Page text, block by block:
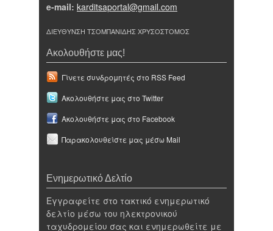
e-mail: karditsaportal@gmail.com
ΔΙΕΥΘΥΝΣΗ ΤΣΟΜΠΑΝΙΔΗΣ ΧΡΥΣΟΣΤΟΜΟΣ
Ακολουθήστε μας!
Γίνετε συνδρομητές στο RSS Feed
Ακολουθήστε μας στο Twitter
Ακολουθήστε μας στο Facebook
Παρακολουθείστε μας μέσω Mail
Ενημερωτικό Δελτίο
Εγγραφείτε στο τακτικό ενημερωτικό
δελτίο μέσω του ηλεκτρονικού
ταχυδρομείου σας και ενημερωθείτε με